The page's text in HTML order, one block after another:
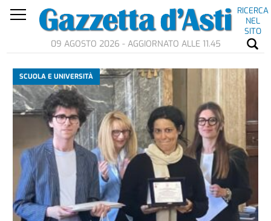
RICERCA
NEL
SITO
09 AGOSTO 2026 - AGGIORNATO ALLE 11.45
SCUOLA E UNIVERSITÀ